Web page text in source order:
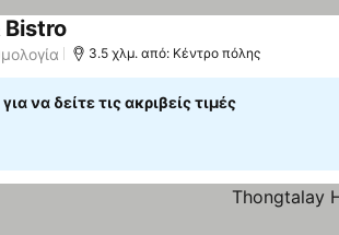
Bistro
3.5 χλμ. από: Κέντρο πόλης
να δείτε τις ακριβείς τιμές